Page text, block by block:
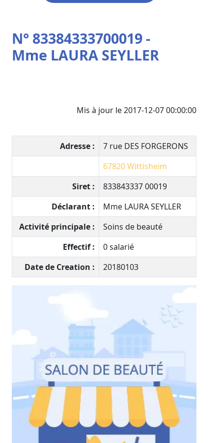
N° 83384333700019 -
Mme LAURA SEYLLER
Mis à jour le 2017-12-07 00:00:00
Adresse :
7 rue DES FORGERONS
67820Wittisheim
Siret :
833843337 00019
Déclarant :
Mme LAURA SEYLLER
Activité principale :
Soins de beauté
Effectif :
0 salarié
Date de Creation :
20180103